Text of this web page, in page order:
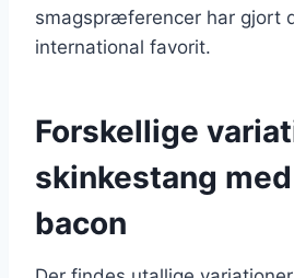
smagspræferencer har gjort
international favorit.
Forskellige
skinkestang
bacon